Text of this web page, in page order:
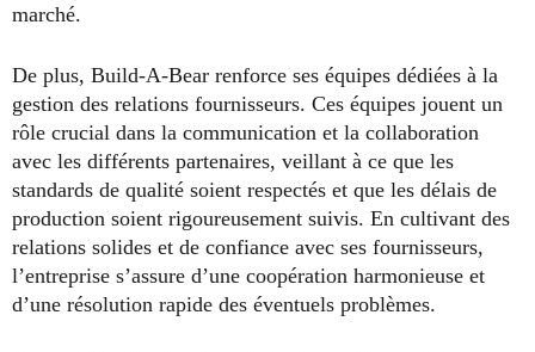
marché.
De plus, Build-A-Bear renforce ses équipes dédiées à la
gestion des relations fournisseurs. Ces équipes jouent un
rôle crucial dans la communication et la collaboration
avec les différents partenaires, veillant à ce que les
standards de qualité soient respectés et que les délais de
production soient rigoureusement suivis. En cultivant des
relations solides et de confiance avec ses fournisseurs,
l’entreprise s’assure d’une coopération harmonieuse et
d’une résolution rapide des éventuels problèmes.